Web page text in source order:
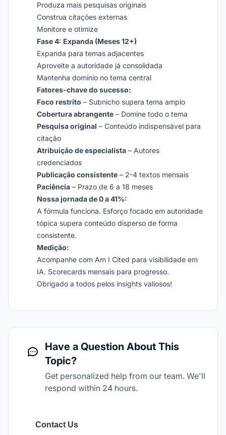
Produza mais pesquisas originais
Construa citações externas
Monitore e otimize
Fase 4: Expanda (Meses 12+)
Expanda para temas adjacentes
Aproveite a autoridade já consolidada
Mantenha domínio no tema central
Fatores-chave do sucesso:
Foco restrito – Subnicho supera tema amplo
Cobertura abrangente – Domine todo o tema
Pesquisa original – Conteúdo indispensável para
citação
Atribuição de especialista – Autores
credenciados
Publicação consistente – 2-4 textos mensais
Paciência – Prazo de 6 a 18 meses
Nossa jornada de 0 a 41%:
A fórmula funciona. Esforço focado em autoridade
tópica supera conteúdo disperso de forma
consistente.
Medição:
Acompanhe com Am I Cited para visibilidade em
IA. Scorecards mensais para progresso.
Obrigado a todos pelos insights valiosos!
Have a Question About This
Topic?
Get personalized help from our team. We'll
respond within 24 hours.